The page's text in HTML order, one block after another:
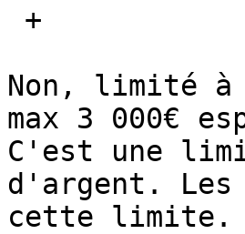
Non, limité à
max 3 000€
C'est une
d'argent. Les
cette limite.